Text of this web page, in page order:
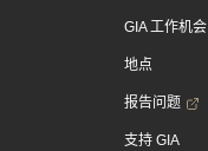
GIA 工作机会
地点
报告问题
支持 GIA